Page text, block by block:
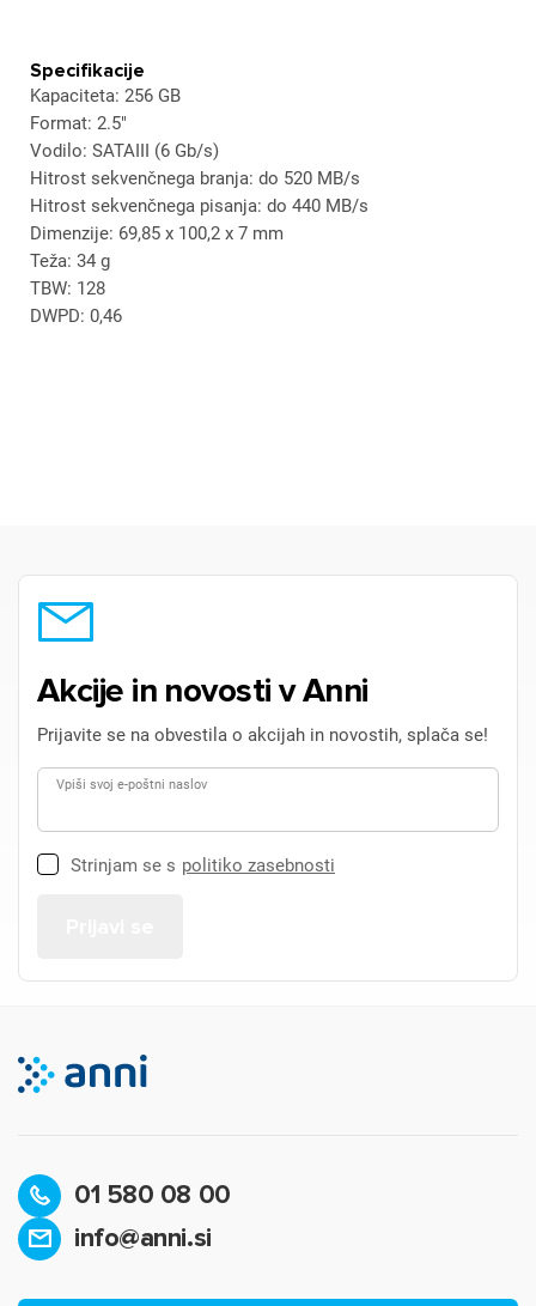
Specifikacije
Kapaciteta: 256 GB
Format: 2.5"
Vodilo: SATAIII (6 Gb/s)
Hitrost sekvenčnega branja: do 520 MB/s
Hitrost sekvenčnega pisanja: do 440 MB/s
Dimenzije: 69,85 x 100,2 x 7 mm
Teža: 34 g
TBW: 128
DWPD: 0,46
Akcije in novosti v Anni
Prijavite se na obvestila o akcijah in novostih, splača se!
Vpiši svoj e-poštni naslov
Strinjam se s politiko zasebnosti
01 580 08 00
info@anni.si
Prijava
Za dodajanje na seznam želja morate biti prijavljeni.